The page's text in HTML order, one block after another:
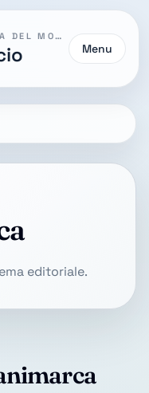
LA STORIA DELLA COPPA DEL MONDO
Menu
editoriale.